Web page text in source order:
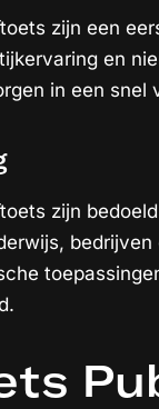
zijn een
en
in een snel
zijn